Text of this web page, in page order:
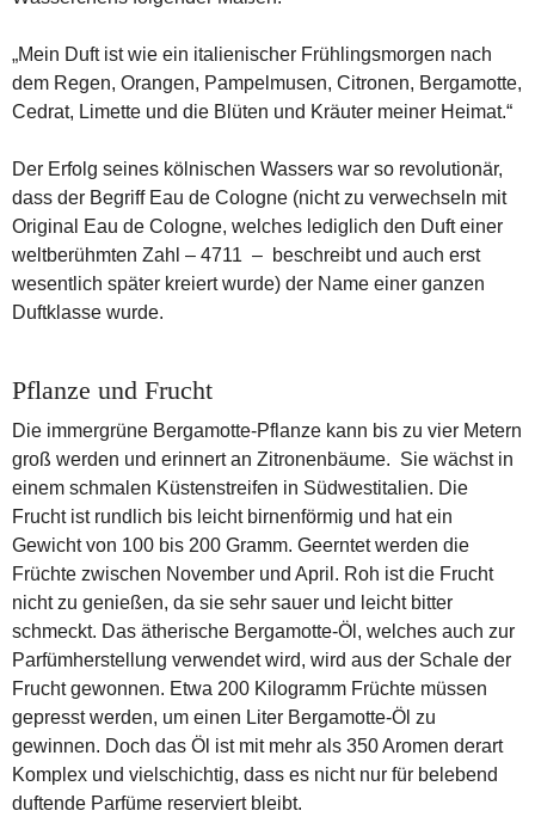
„Mein Duft ist wie ein italienischer Frühlingsmorgen nach
dem Regen, Orangen, Pampelmusen, Citronen, Bergamotte,
Cedrat, Limette und die Blüten und Kräuter meiner Heimat.“
Der Erfolg seines kölnischen Wassers war so revolutionär,
dass der Begriff Eau de Cologne (nicht zu verwechseln mit
Original Eau de Cologne, welches lediglich den Duft einer
weltberühmten Zahl – 4711 – beschreibt und auch erst
wesentlich später kreiert wurde) der Name einer ganzen
Duftklasse wurde.
Pflanze und Frucht
Die immergrüne Bergamotte-Pflanze kann bis zu vier Metern
groß werden und erinnert an Zitronenbäume. Sie wächst in
einem schmalen Küstenstreifen in Südwestitalien. Die
Frucht ist rundlich bis leicht birnenförmig und hat ein
Gewicht von 100 bis 200 Gramm. Geerntet werden die
Früchte zwischen November und April. Roh ist die Frucht
nicht zu genießen, da sie sehr sauer und leicht bitter
schmeckt. Das ätherische Bergamotte-Öl, welches auch zur
Parfümherstellung verwendet wird, wird aus der Schale der
Frucht gewonnen. Etwa 200 Kilogramm Früchte müssen
gepresst werden, um einen Liter Bergamotte-Öl zu
gewinnen. Doch das Öl ist mit mehr als 350 Aromen derart
Komplex und vielschichtig, dass es nicht nur für belebend
duftende Parfüme reserviert bleibt.